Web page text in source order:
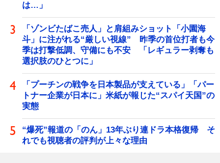
は…」
「ゾンビたばこ売人」と肩組みショット「小園海
斗」に注がれる“厳しい視線” 昨季の首位打者も今
季は打撃低調、守備にも不安 「レギュラー剥奪も
選択肢のひとつに」
「プーチンの戦争を日本製品が支えている」「パー
トナー企業が日本に」米紙が報じた“スパイ天国”の
実態
“爆死”報道の「のん」13年ぶり連ドラ本格復帰 そ
れでも視聴者の評判が上々な理由